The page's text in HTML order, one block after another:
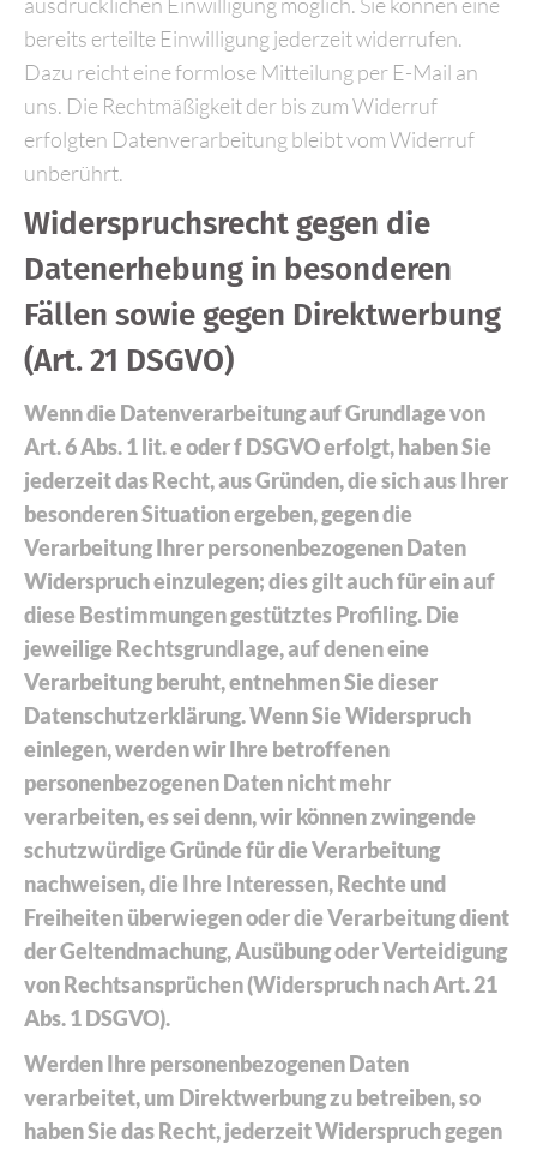
bereits erteilte Einwilligung jederzeit widerrufen.
Dazu reicht eine formlose Mitteilung per E-Mail an
uns. Die Rechtmäßigkeit der bis zum Widerruf
erfolgten Datenverarbeitung bleibt vom Widerruf
unberührt.
Widerspruchsrecht gegen die
Datenerhebung in besonderen
Fällen sowie gegen Direktwerbung
(Art. 21 DSGVO)
Wenn die Datenverarbeitung auf Grundlage von
Art. 6 Abs. 1 lit. e oder f DSGVO erfolgt, haben Sie
jederzeit das Recht, aus Gründen, die sich aus Ihrer
besonderen Situation ergeben, gegen die
Verarbeitung Ihrer personenbezogenen Daten
Widerspruch einzulegen; dies gilt auch für ein auf
diese Bestimmungen gestütztes Profiling. Die
jeweilige Rechtsgrundlage, auf denen eine
Verarbeitung beruht, entnehmen Sie dieser
Datenschutzerklärung. Wenn Sie Widerspruch
einlegen, werden wir Ihre betroffenen
personenbezogenen Daten nicht mehr
verarbeiten, es sei denn, wir können zwingende
schutzwürdige Gründe für die Verarbeitung
nachweisen, die Ihre Interessen, Rechte und
Freiheiten überwiegen oder die Verarbeitung dient
der Geltendmachung, Ausübung oder Verteidigung
von Rechtsansprüchen (Widerspruch nach Art. 21
Abs. 1 DSGVO).
Werden Ihre personenbezogenen Daten
verarbeitet, um Direktwerbung zu betreiben, so
haben Sie das Recht, jederzeit Widerspruch gegen